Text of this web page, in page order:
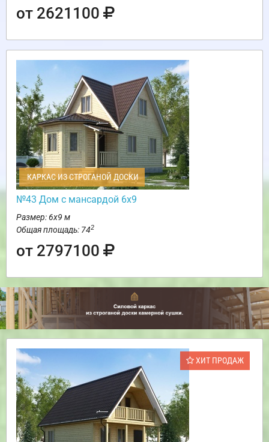
от 2621100
КАРКАС ИЗ СТРОГАНОЙ ДОСКИ
№43 Дом с мансардой 6х9
Размер: 6х9 м
Общая площадь: 742
от 2797100
ХИТ ПРОДАЖ